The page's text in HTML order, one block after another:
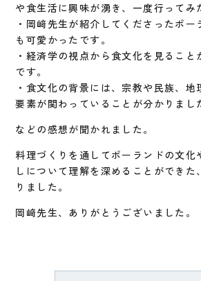
や食生活に興味が湧き、一度行ってみ
・岡﨑先生が紹介してくださったポー
も可愛かったです。
・経済学の視点から食文化を見ること
です。
・食文化の背景には、宗教や民族、地
要素が関わっていることが分かりまし
などの感想が聞かれました。
料理づくりを通してポーランドの文化
しについて理解を深めることができた
りました。
岡﨑先生、ありがとうございました。